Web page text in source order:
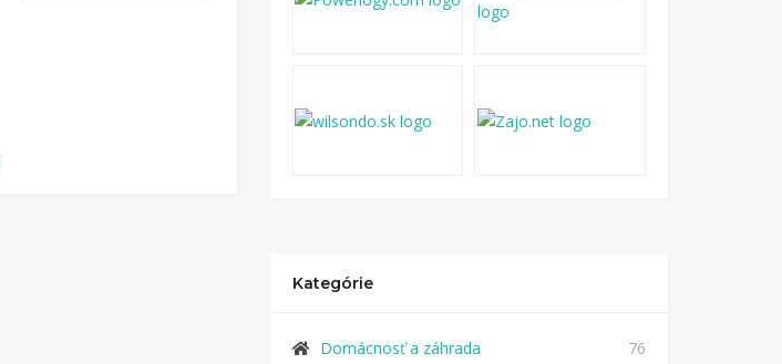
Kategórie
Domácnosť a záhrada 76